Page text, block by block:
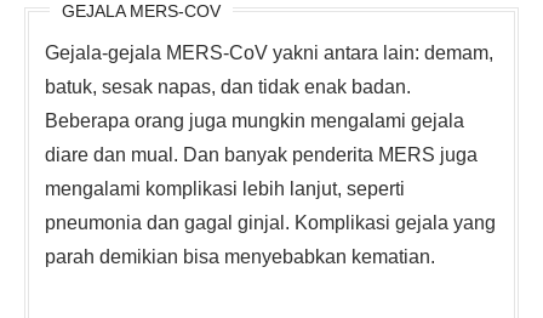
GEJALA MERS-COV
Gejala-gejala MERS-CoV yakni antara lain: demam,
batuk, sesak napas, dan tidak enak badan.
Beberapa orang juga mungkin mengalami gejala
diare dan mual. Dan banyak penderita MERS juga
mengalami komplikasi lebih lanjut, seperti
pneumonia dan gagal ginjal. Komplikasi gejala yang
parah demikian bisa menyebabkan kematian.